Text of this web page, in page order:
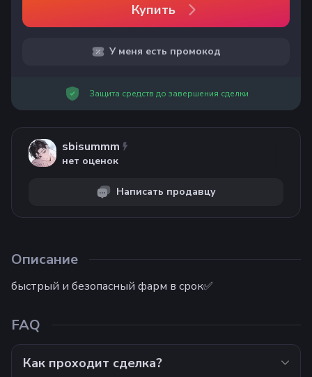
Купить
У меня есть промокод
Защита средств до завершения сделки
sbisummm
нет оценок
Написать продавцу
Описание
быстрый и безопасный фарм в срок✅
FAQ
Как проходит сделка?